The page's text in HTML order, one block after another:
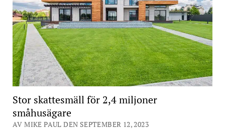
Stor skattesmäll för 2,4 miljoner
småhusägare
AV MIKE PAUL DEN SEPTEMBER 12, 2023